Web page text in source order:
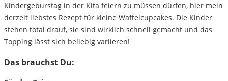
Kindergeburstag in der Kita feiern zu müssen dürfen, hier mein
derzeit liebstes Rezept für kleine Waffelcupcakes. Die Kinder
stehen total drauf, sie sind wirklich schnell gemacht und das
Topping lässt sich beliebig variieren!
Das brauchst Du: